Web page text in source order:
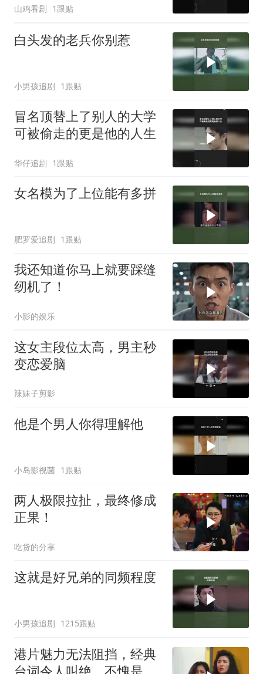
山鸡看剧 1跟贴
白头发的老兵你别惹
小男孩追剧 1跟贴
冒名顶替上了别人的大学
可被偷走的更是他的人生
华仔追剧 1跟贴
女名模为了上位能有多拼
肥罗爱追剧 1跟贴
我还知道你马上就要踩缝
纫机了！
小影的娱乐
这女主段位太高，男主秒
变恋爱脑
辣妹子剪影
他是个男人你得理解他
小岛影视菌 1跟贴
两人极限拉扯，最终修成
正果！
吃货的分享
这就是好兄弟的同频程度
小男孩追剧 1215跟贴
港片魅力无法阻挡，经典